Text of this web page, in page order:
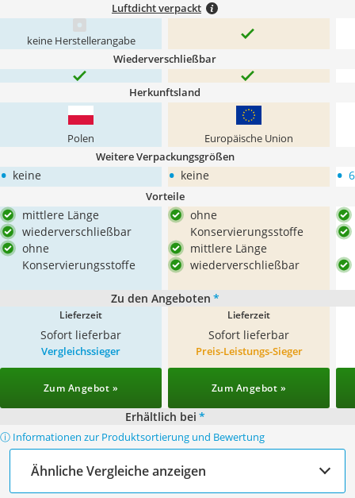
Luftdicht verpackt
keine Herstellerangabe
Wiederverschließbar
Herkunftsland
Polen Europäische Union
Weitere Verpackungsgrößen
• keine • keine •
Vorteile
mittlere Länge
wiederverschließbar
ohne
Konservierungsstoffe
ohne
Konservierungsstoffe
mittlere Länge
wiederverschließbar
Zu den Angeboten *
Lieferzeit
Sofort lieferbar
Lieferzeit
Sofort lieferbar
Vergleichssieger
Zum Angebot »
Preis-Leistungs-Sieger
Zum Angebot »
Erhältlich bei *
ⓘ Informationen zur Produktsortierung und Bewertung
Ähnliche Vergleiche anzeigen